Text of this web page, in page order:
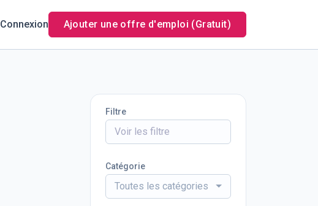
Connexion Ajouter une offre d'emploi (Gratuit)
Filtre
Catégorie
Toutes les catégories